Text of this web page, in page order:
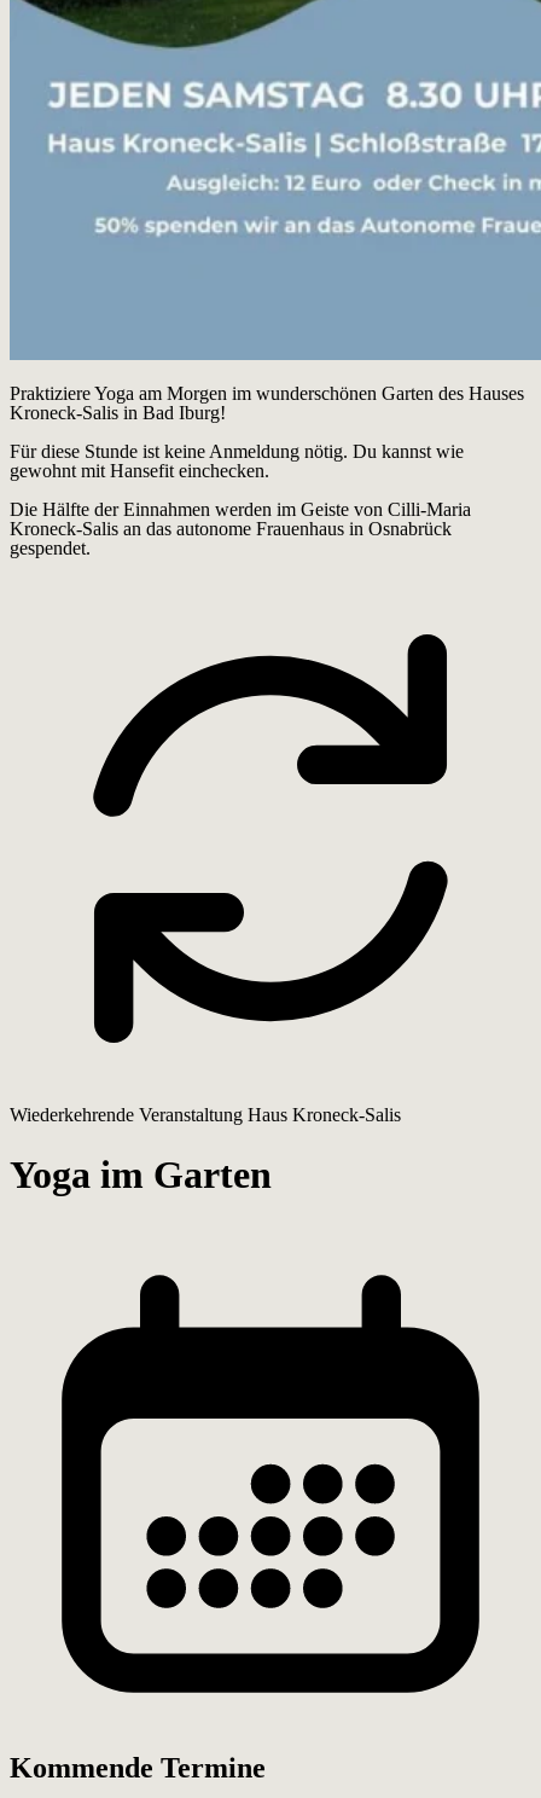
Praktiziere Yoga am Morgen im wunderschönen Garten des Hauses
Kroneck-Salis in Bad Iburg!
Für diese Stunde ist keine Anmeldung nötig. Du kannst wie
gewohnt mit Hansefit einchecken.
Die Hälfte der Einnahmen werden im Geiste von Cilli-Maria
Kroneck-Salis an das autonome Frauenhaus in Osnabrück
gespendet.
Wiederkehrende Veranstaltung Haus Kroneck-Salis
Yoga im Garten
Kommende Termine